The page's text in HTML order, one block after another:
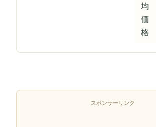
均
価
格
スポンサーリンク